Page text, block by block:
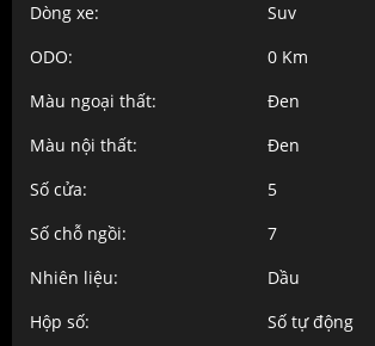
Dòng xe:
Suv
ODO:
0 Km
Màu ngoại thất:
Đen
Màu nội thất:
Đen
Số cửa:
5
Số chỗ ngồi:
7
Nhiên liệu:
Dầu
Hộp số:
Số tự động